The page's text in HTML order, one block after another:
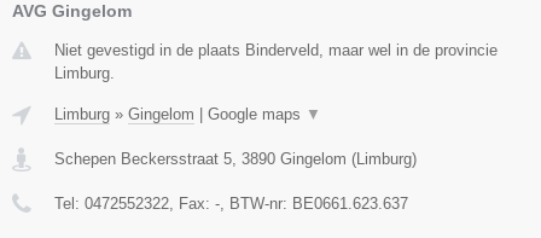
AVG Gingelom
Niet gevestigd in de plaats Binderveld, maar wel in de provincie
Limburg.
Limburg » Gingelom Google maps ▼
Schepen Beckersstraat 5, 3890 Gingelom (Limburg)
Tel: 0472552322, Fax: -, BTW-nr: BE0661.623.637